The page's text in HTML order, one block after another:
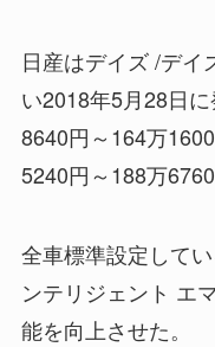
日産はデイズ /デイ
い2018年5月28日
8640円～164万
5240円～188万
全車標準設定して
ンテリジェント エ
能を向上させた。